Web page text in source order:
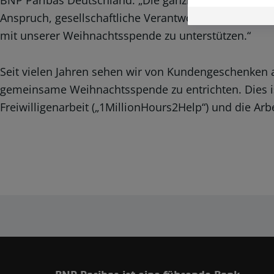
Anspruch, gesellschaftliche Verantwortung zu
mit unserer Weihnachtsspende zu unterstützen.“
Seit vielen Jahren sehen wir von
gemeinsame Weihnachtsspende zu entrichten.
Freiwilligenarbeit („1MillionHours2Help“) und die